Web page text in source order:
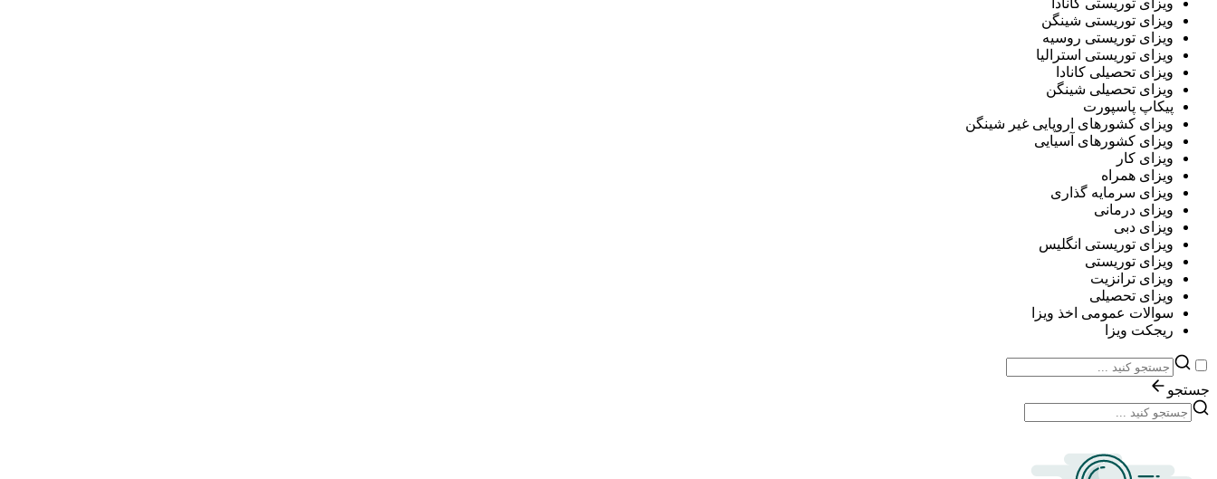
ویزای توریستی کانادا
ویزای توریستی شینگن
ویزای توریستی روسیه
ویزای توریستی استرالیا
ویزای تحصیلی کانادا
ویزای تحصیلی شینگن
پیکاپ پاسپورت
ویزای کشورهای اروپایی غیر شینگن
ویزای کشورهای آسیایی
ویزای کار
ویزای همراه
ویزای سرمایه گذاری
ویزای درمانی
ویزای دبی
ویزای توریستی انگلیس
ویزای توریستی
ویزای ترانزیت
ویزای تحصیلی
سوالات عمومی اخذ ویزا
ریجکت ویزا
جستجو